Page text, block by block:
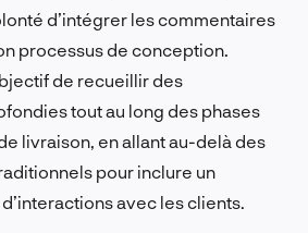
d’intégrer les commentaires
processus de conception.
de recueillir des
tout au long des phases
livraison, en allant au-delà des
pour inclure un
avec les clients.